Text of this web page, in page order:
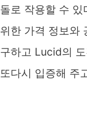
돌로 작용할 수
위한 가격 정보와
구하고 Lucid의
또다시 입증해 주